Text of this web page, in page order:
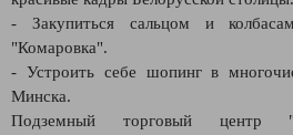
- Закупиться сальцом и
"Комаровка".
- Устроить себе шопинг в
Минска.
Подземный торговый центр